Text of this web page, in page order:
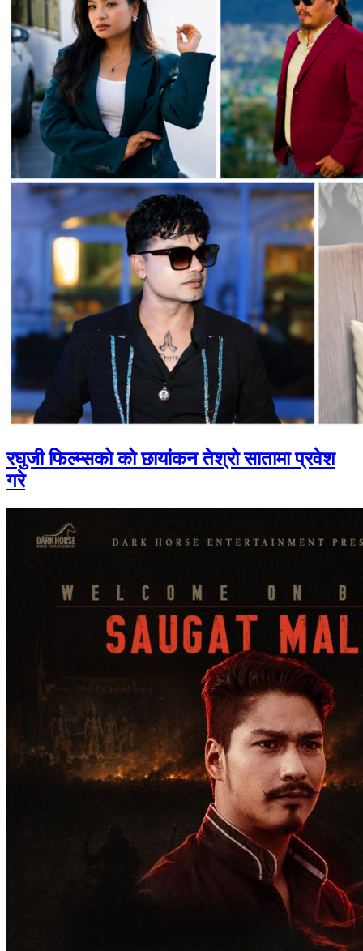
रघुजी फिल्म्सको को छायांकन तेश्रो सातामा प्रवेश
गरे